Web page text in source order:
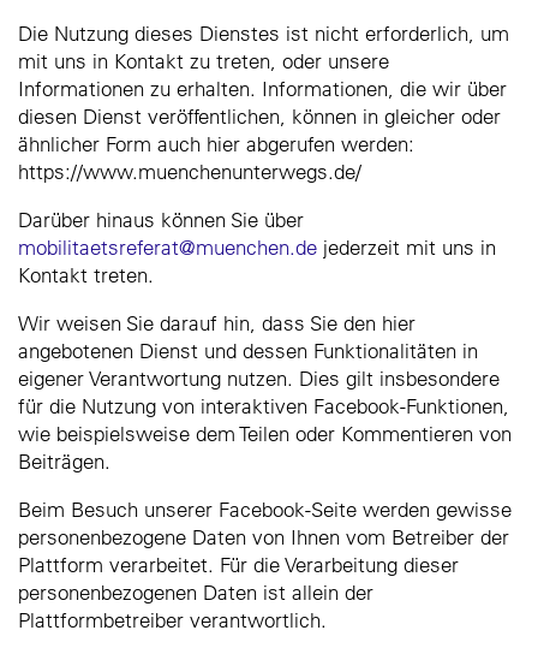
Die Nutzung dieses Dienstes ist nicht erforderlich, um
mit uns in Kontakt zu treten, oder unsere
Informationen zu erhalten. Informationen, die wir über
diesen Dienst veröffentlichen, können in gleicher oder
ähnlicher Form auch hier abgerufen werden:
https://www.muenchenunterwegs.de/
Darüber hinaus können Sie über
mobilitaetsreferat@muenchen.de jederzeit mit uns in
Kontakt treten.
Wir weisen Sie darauf hin, dass Sie den hier
angebotenen Dienst und dessen Funktionalitäten in
eigener Verantwortung nutzen. Dies gilt insbesondere
für die Nutzung von interaktiven Facebook-Funktionen,
wie beispielsweise dem Teilen oder Kommentieren von
Beiträgen.
Beim Besuch unserer Facebook-Seite werden gewisse
personenbezogene Daten von Ihnen vom Betreiber der
Plattform verarbeitet. Für die Verarbeitung dieser
personenbezogenen Daten ist allein der
Plattformbetreiber verantwortlich.